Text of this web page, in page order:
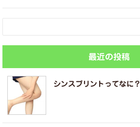
最近の投稿
シンスプリントってなに？